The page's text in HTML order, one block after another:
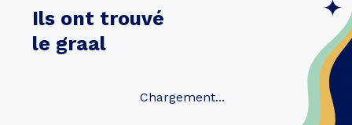
Ils ont trouvé
le graal
Chargement...